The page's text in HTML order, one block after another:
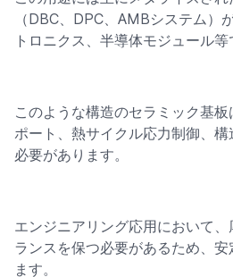
（DBC、DPC、AMBシステム）
トロニクス、半導体モジュール等
このような構造のセラミック基
ポート、熱サイクル応力制御、
必要があります。
エンジニアリング応用において
ランスを保つ必要があるため、
ます。